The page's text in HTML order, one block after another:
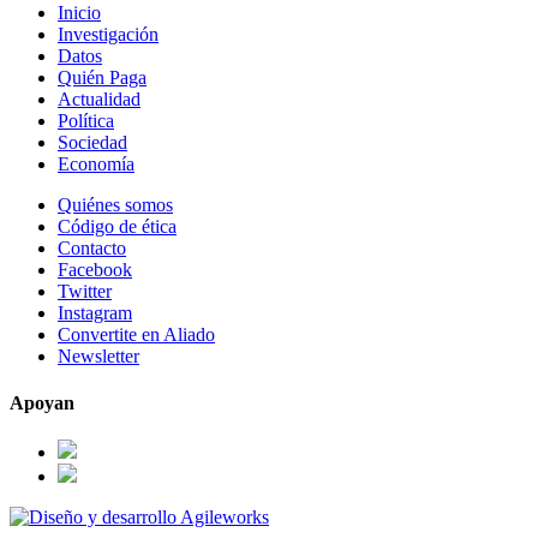
Inicio
Investigación
Datos
Quién Paga
Actualidad
Política
Sociedad
Economía
Quiénes somos
Código de ética
Contacto
Facebook
Twitter
Instagram
Convertite en Aliado
Newsletter
Apoyan